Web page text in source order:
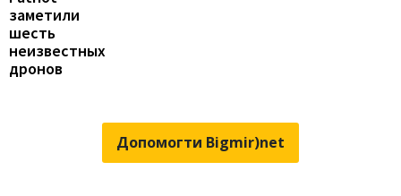
заметили
шесть
неизвестных
дронов
Допомогти Bigmir)net